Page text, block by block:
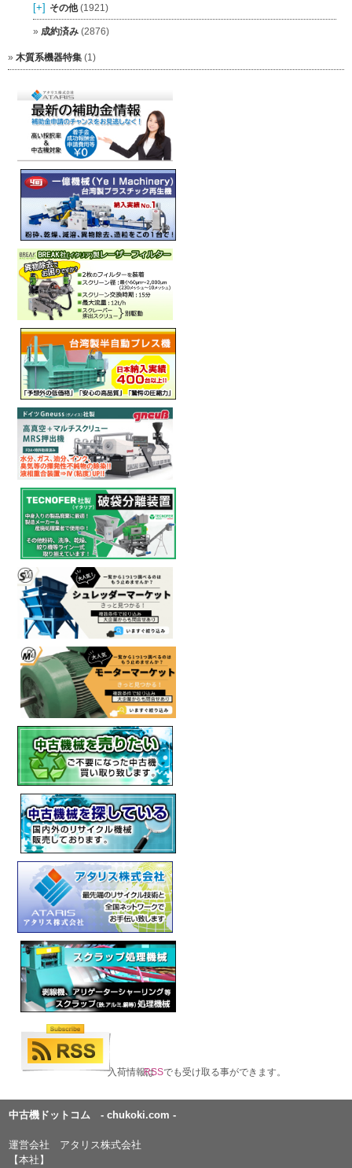
[+] その他(1921)
成約済み (2876)
木質系機器特集 (1)
入荷情報はRSSでも受け取る事ができます。
中古機ドットコム - chukoki.com -
運営会社 アタリス株式会社
【本社】